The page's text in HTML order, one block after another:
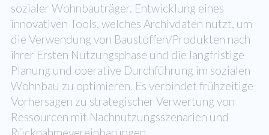
sozialer Wohnbauträger. Entwicklung eines
innovativen Tools, welches Archivdaten nutzt, um
die Verwendung von Baustoffen/Produkten nach
ihrer Ersten Nutzungsphase und die langfristige
Planung und operative Durchführung im sozialen
Wohnbau zu optimieren. Es verbindet frühzeitige
Vorhersagen zu strategischer Verwertung von
Ressourcen mit Nachnutzungsszenarien und